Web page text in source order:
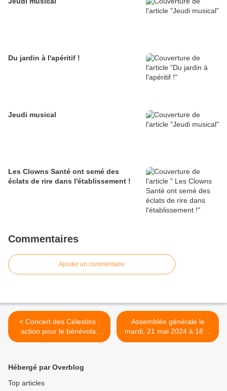
Du jardin à l'apéritif !
Jeudi musical
Les Clowns Santé ont semé des
éclats de rire dans l'établissement !
Commentaires
Ajouter un commentaire
< Concert des Célestins :
action pour le bénévolat
AMAC
Assemblée générale le
mardi, 21 mai 2024 à 18 h.
>
Hébergé par Overblog
Top articles